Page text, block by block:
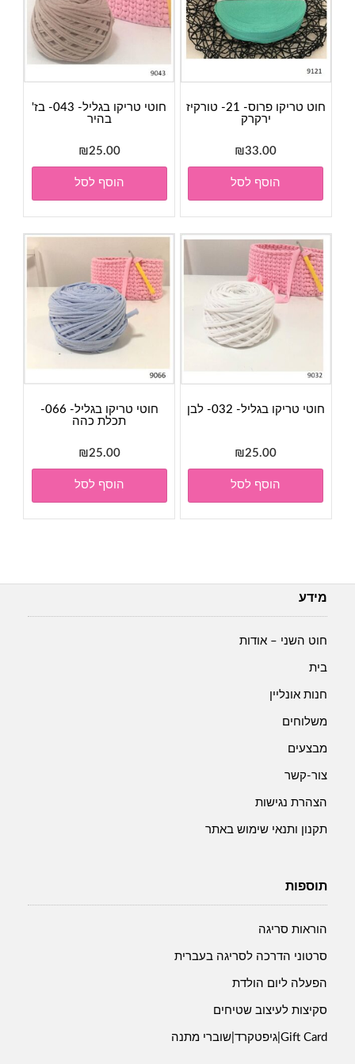
חוט טריקו פרוס- 21- טורקיז
ירקרק
₪33.00
הוסף לסל
חוטי טריקו בגליל- 043- בז'
בהיר
₪25.00
הוסף לסל
חוטי טריקו בגליל- 032- לבן
₪25.00
הוסף לסל
חוטי טריקו בגליל- 066-
תכלת כהה
₪25.00
הוסף לסל
מידע
חוט השני – אודות
בית
חנות אונליין
משלוחים
מבצעים
צור-קשר
הצהרת נגישות
תקנון ותנאי שימוש באתר
תוספות
הוראות סריגה
סרטוני הדרכה לסריגה בעברית
הפעלה ליום הולדת
סקיצות לעיצוב שטיחים
Gift Card|גיפטקרד|שוברי מתנה